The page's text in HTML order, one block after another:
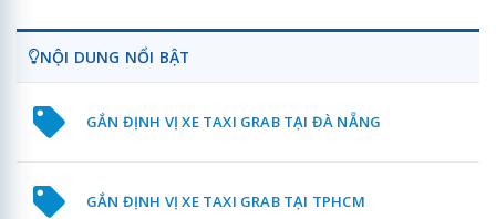
NỘI DUNG NỔI BẬT
GẮN ĐỊNH VỊ XE TAXI GRAB TẠI ĐÀ NẴNG
GẮN ĐỊNH VỊ XE TAXI GRAB TẠI TPHCM